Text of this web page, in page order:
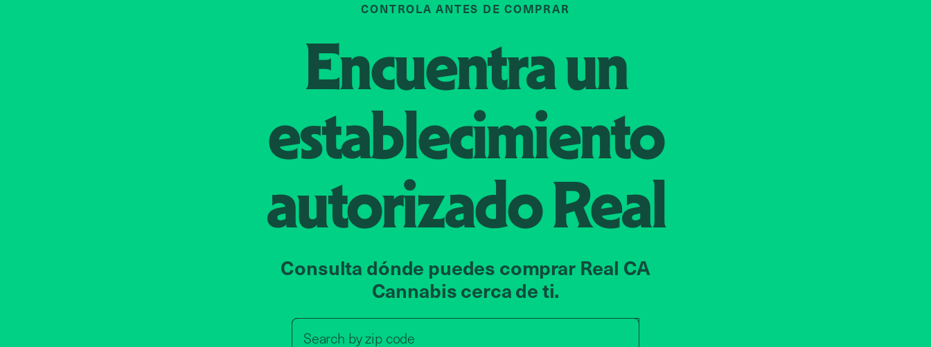
CONTROLA ANTES DE COMPRAR
Encuentra un
establecimiento
autorizadoReal
Consulta dónde puedes comprar Real CA
Cannabis cerca de ti.
Search byzip code
Search by zip code, address, or store name